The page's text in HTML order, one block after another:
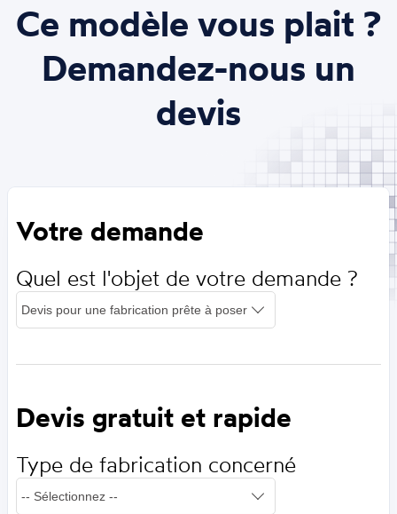
Ce modèle vous plait ?
Demandez-nous un
devis
Votre demande
Quel est l'objet de votre demande ?
Devis gratuit et rapide
Type de fabrication concerné